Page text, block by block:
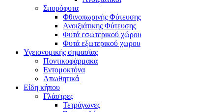
Σπορόφυτα
Φθινοπωρινής Φύτευσης
Ανοιξιάτικης Φύτευσης
Φυτά εσωτερικού χώρου
Φυτά εξωτερικού χωρου
Υγειονομικής σημασίας
Ποντικοφάρμακα
Εντομοκτόνα
Απωθητικά
Είδη κήπου
Γλάστρες
Τετράγωνες